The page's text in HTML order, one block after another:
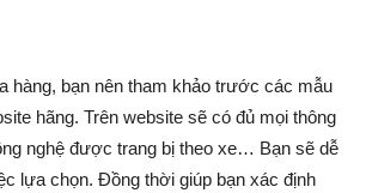
hàng, bạn nên tham khảo trước các mẫu
hãng. Trên website sẽ có đủ mọi thông
nghệ được trang bị theo xe… Bạn sẽ dễ
lựa chọn. Đồng thời giúp bạn xác định